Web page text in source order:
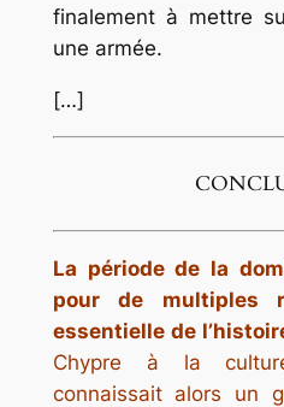
finalement à mettre
une armée.
[…]
La période de la
pour de multiples
essentielle de
Chypre à la
connaissait alors un